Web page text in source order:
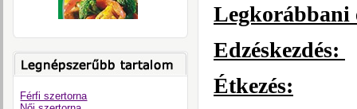
Férfi szertorna
Legkorábbani
Edzéskezdés:
Étkezés: